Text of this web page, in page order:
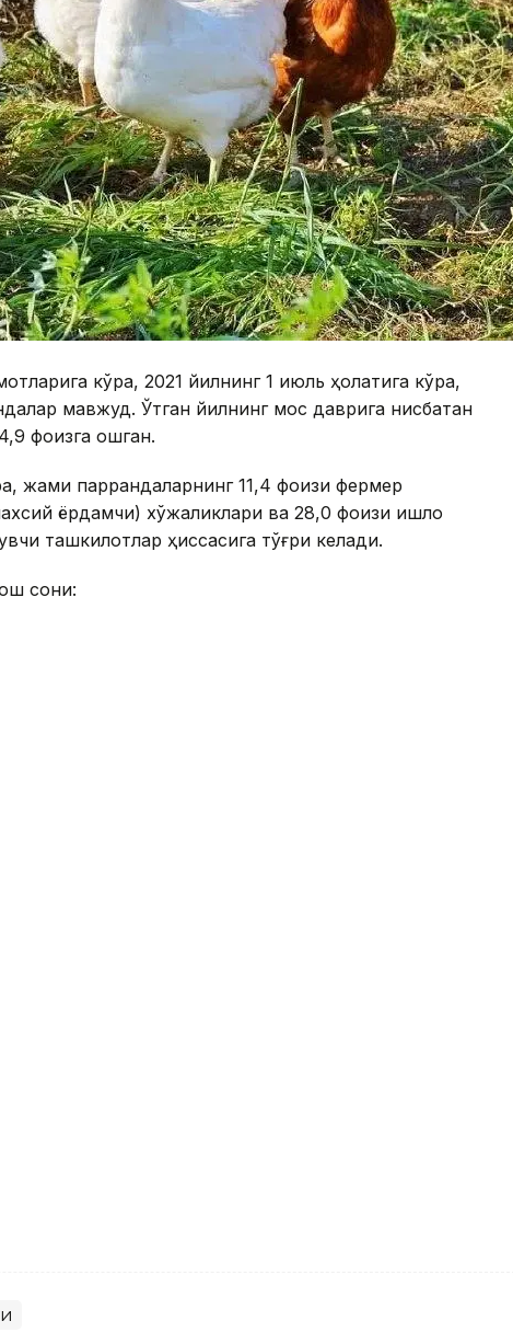
кўра, 2021 йилнинг 1 июль ҳолатига кўра,
мавжуд. Ўтган йилнинг мос даврига нисбатан
фоизга ошган.
жами паррандаларнинг 11,4 фоизи фермер
ёрдамчи) хўжаликлари ва 28,0 фоизи қишлоқ
ташкилотлар ҳиссасига тўғри келади.
сони: